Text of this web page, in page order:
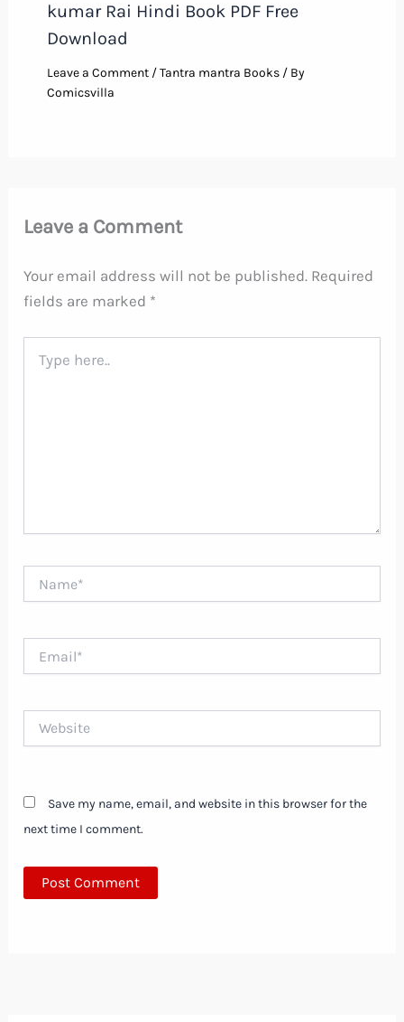
kumar Rai Hindi Book PDF Free
Download
Leave a Comment /Tantra mantra Books/ By
Comicsvilla
Leave a Comment
Your email address will not be published. Required
fields are marked *
here..
Save my name, email, and website in this browser for the
next time I comment.